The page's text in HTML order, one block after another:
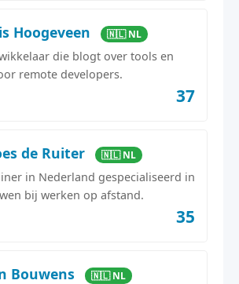
Hoogeveen 🇳🇱 NL
die blogt over tools en
remote developers.
37
de Ruiter 🇳🇱 NL
in Nederland gespecialiseerd in
bij werken op afstand.
35
Bouwens 🇳🇱 NL